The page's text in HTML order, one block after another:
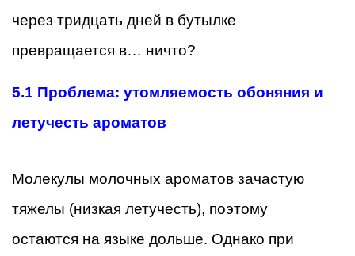
через тридцать дней в бутылке
превращается в… ничто?
5.1 Проблема: утомляемость обоняния и
летучесть ароматов
Молекулы молочных ароматов зачастую
тяжелы (низкая летучесть), поэтому
остаются на языке дольше. Однако при